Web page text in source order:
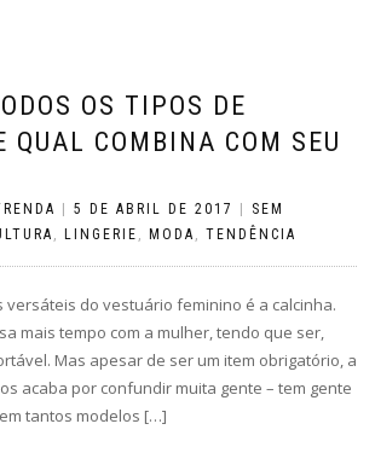
OS TIPOS DE
QUAL COMBINA COM SEU
| 5 DE ABRIL DE 2017 | SEM
LINGERIE MODA TENDÊNCIA
versáteis do vestuário feminino é a calcinha.
mais tempo com a mulher, tendo que ser,
Mas apesar de ser um item obrigatório, a
acaba por confundir muita gente – tem gente
tantos modelos […]